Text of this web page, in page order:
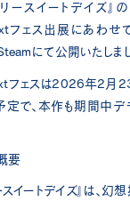
ースイートデイズ』
フェス出展にあわせ
にて公開いたしまし
フェスは2026年2月
定で、本作も期間中
要
スイートデイズ』は、幻